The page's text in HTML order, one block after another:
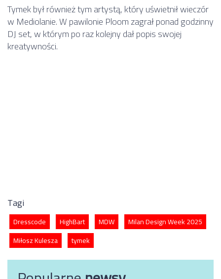
Tymek był również tym artystą, który uświetnił wieczór
w Mediolanie. W pawilonie Ploom zagrał ponad godzinny
DJ set, w którym po raz kolejny dał popis swojej
kreatywności.
Tagi
Dresscode HighBart MDW
Milan Design Week 2025
Miłosz Kulesza
tymek